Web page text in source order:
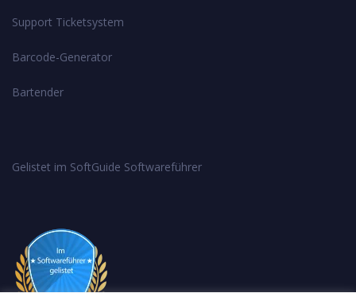
Support Ticketsystem
Barcode-Generator
Bartender
Gelistet im SoftGuide Softwareführer